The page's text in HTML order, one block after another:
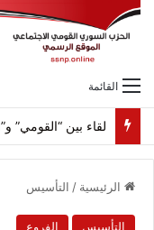
القائمة
الرئيسية / التأسيس
التأسيس الفروع